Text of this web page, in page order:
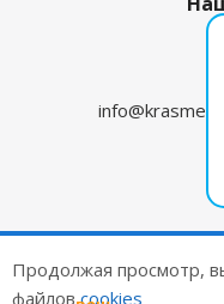
2026
Цены на сайте не
Продолжая просмотр,
файловcookies